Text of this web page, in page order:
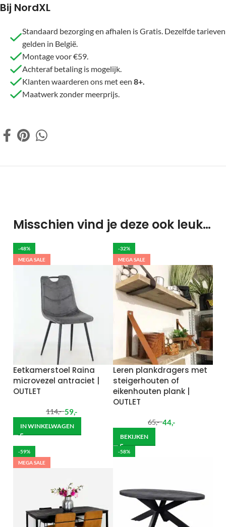
Bij NordXL
Standaard bezorging en afhalen is Gratis. Dezelfde tarieven
gelden in België.
Montage voor €59.
Achteraf betaling is mogelijk.
Klanten waarderen ons met een 8+.
Maatwerk zonder meerprijs.
Misschien vind je deze ook leuk…
-48%
MEGA SALE
Eetkamerstoel Raina
microvezel antraciet |
OUTLET
114,- 59,-
IN WINKELWAGEN
-32%
MEGA SALE
Leren plankdragers met
steigerhouten of
eikenhouten plank |
OUTLET
65,- 44,-
BEKIJKEN
-59%
MEGA SALE
-58%